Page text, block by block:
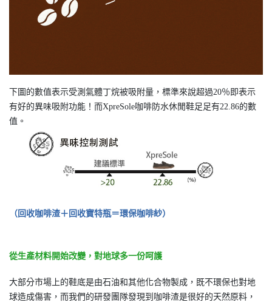
下圖的數值表示受測氣體丁烷被吸附量，標準來說超過20％即表示
有好的異味吸附功能！而XpreSole咖啡防水休閒鞋足足有22.86的數
值。
（回收咖啡渣＋回收寶特瓶＝環保咖啡紗）
從生產材料開始改變，對地球多一份呵護
大部分市場上的鞋底是由石油和其他化合物製成，既不環保也對地
球造成傷害，而我們的研發團隊發現到咖啡渣是很好的天然原料，